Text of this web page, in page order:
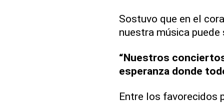
Sostuvo que en el
nuestra música puede
“Nuestros
esperanza donde
Entre los favorecidos